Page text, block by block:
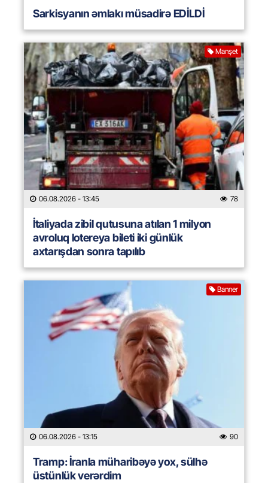
Sarkisyanın əmlakı müsadirə EDİLDİ
Manşet
06.08.2026 - 13:45 78
İtaliyada zibil qutusuna atılan 1 milyon
avroluq lotereya bileti iki günlük
axtarışdan sonra tapılıb
Banner
06.08.2026 - 13:15 90
Tramp: İranla müharibəyə yox, sülhə
üstünlük verərdim